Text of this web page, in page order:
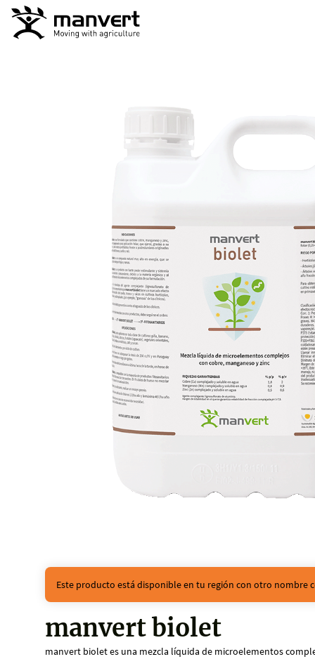
Este producto está disponible en tu región con otro nombre
manvert biolet
manvert biolet es una mezcla líquida de microelementos